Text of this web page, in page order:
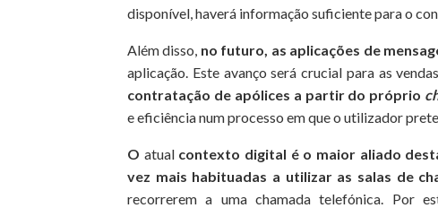
disponível, haverá informação suficiente para o
Além disso, no futuro, as aplicações de
aplicação. Este avanço será crucial para as
contratação de apólices a partir do próprio
e eficiência num processo em que o utilizador
O atual contexto digital é o maior aliado
vez mais habituadas a utilizar as salas de
recorrerem a uma chamada telefónica. Por